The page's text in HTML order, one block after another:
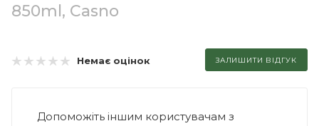
850ml, Casno
Немає оцінок ЗАЛИШИТИ ВІДГУК
Допоможіть іншим користувачам з